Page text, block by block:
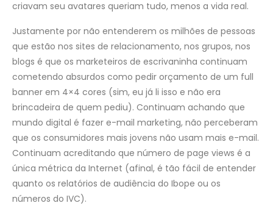
criavam seu avatares queriam tudo, menos a vida real.
Justamente por não entenderem os milhões de pessoas
que estão nos sites de relacionamento, nos grupos, nos
blogs é que os marketeiros de escrivaninha continuam
cometendo absurdos como pedir orçamento de um full
banner em 4×4 cores (sim, eu já li isso e não era
brincadeira de quem pediu). Continuam achando que
mundo digital é fazer e-mail marketing, não perceberam
que os consumidores mais jovens não usam mais e-mail.
Continuam acreditando que número de page views é a
única métrica da Internet (afinal, é tão fácil de entender
quanto os relatórios de audiência do Ibope ou os
números do IVC).